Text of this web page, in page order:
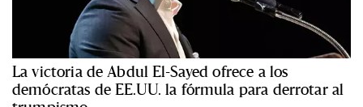
La victoria de Abdul El-Sayed ofrece a los
demócratas de EE.UU. la fórmula para derrotar al